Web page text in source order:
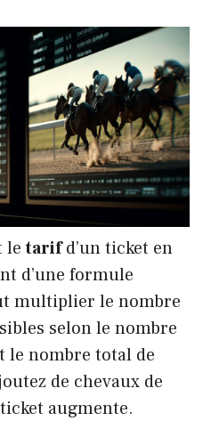
letarifd’un ticket en
d’une formule
multiplier le nombre
selon le nombre
le nombre total de
de chevaux de
augmente.